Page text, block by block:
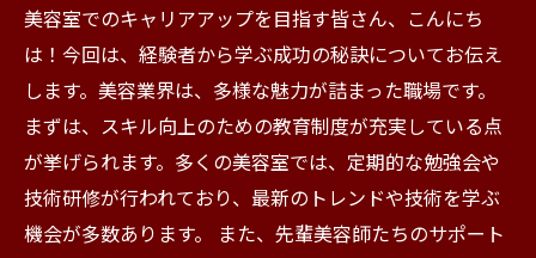
美容室でのキャリアアップを目指す皆さん、こんにち
は！今回は、経験者から学ぶ成功の秘訣についてお伝え
します。美容業界は、多様な魅力が詰まった職場です。
まずは、スキル向上のための教育制度が充実している点
が挙げられます。多くの美容室では、定期的な勉強会や
技術研修が行われており、最新のトレンドや技術を学ぶ
機会が多数あります。 また、先輩美容師たちのサポート